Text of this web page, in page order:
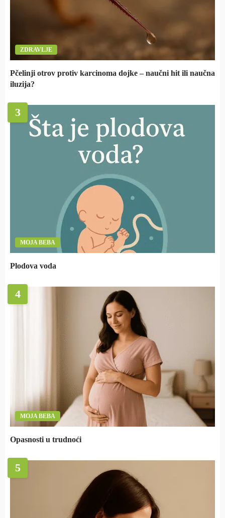
ZDRAVLJE
Pčelinji otrov protiv karcinoma dojke – naučni hit ili naučna
iluzija?
3
MOJA BEBA
Plodova voda
4
MOJA BEBA
Opasnosti u trudnoći
5